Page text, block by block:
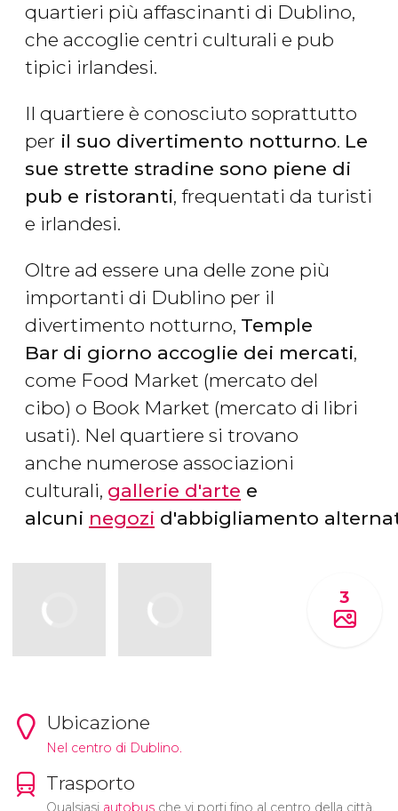
quartieri più affascinanti di Dublino,
che accoglie centri culturali e pub
tipici irlandesi.
Il quartiere è conosciuto soprattutto
per il suo divertimento notturno. Le
sue strette stradine sono piene di
pub e ristoranti, frequentati da turisti
e irlandesi.
Oltre ad essere una delle zone più
importanti di Dublino per il
divertimento notturno, Temple
Bar di giorno accoglie dei mercati,
come Food Market (mercato del
cibo) o Book Market (mercato di libri
usati). Nel quartiere si trovano
anche numerose associazioni
culturali, gallerie d'arte e
alcuni negozi d'abbigliamento
3
Ubicazione
Nel centro di Dublino.
Trasporto
Qualsiasi autobusche vi porti fino al centro della città.